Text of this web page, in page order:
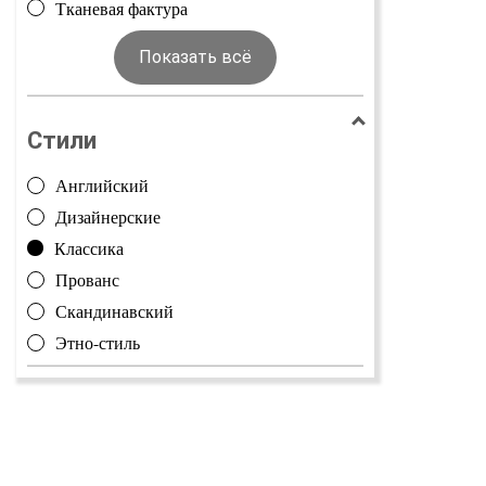
Тканевая фактура
Показать всё
Стили
Английский
Дизайнерские
Классика
Прованс
Скандинавский
Этно-стиль